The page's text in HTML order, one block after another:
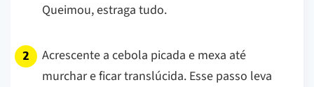
Queimou, estraga tudo.
Acrescente a cebola picada e mexa até
murchar e ficar translúcida. Esse passo leva